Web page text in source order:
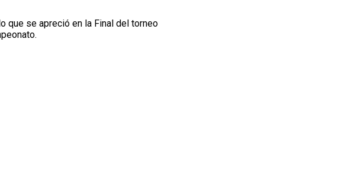
que se apreció en la Final del torneo